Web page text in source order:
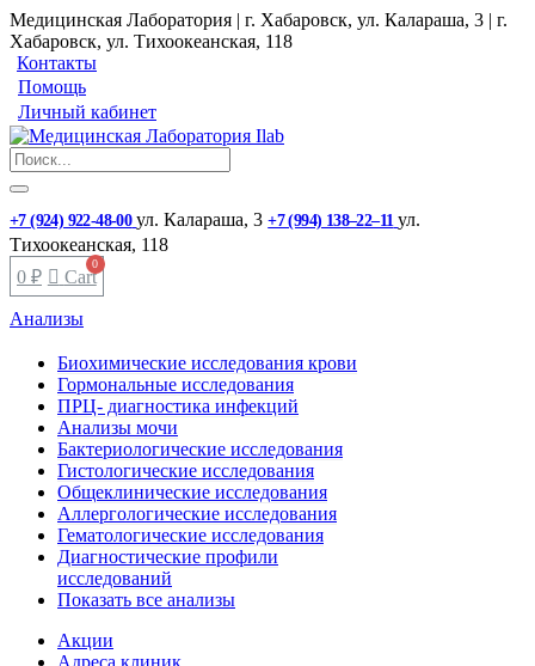
Медицинская Лаборатория | г. Хабаровск, ул. Калараша, 3 | г.
Хабаровск, ул. ​Тихоокеанская, 118
Контакты
Помощь
Личный кабинет
+7 (924) 922-48-00 ул. ​Калараша, 3 +7 (994) 138‒22‒11 ул. ​
Тихоокеанская, 118
0 ₽ Cart
Анализы
Биохимические исследования крови
Гормональные исследования
ПРЦ- диагностика инфекций
Анализы мочи
Бактериологические исследования
Гистологические исследования
Общеклинические исследования
Аллергологические исследования
Гематологические исследования
Диагностические профили
исследований
Показать все анализы
Акции
Адреса клиник